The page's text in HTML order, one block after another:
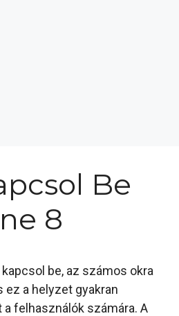
Be
8
be, az számos okra
a helyzet gyakran
felhasználók számára. A